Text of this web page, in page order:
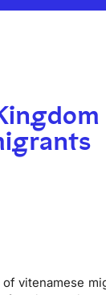
vitenamese